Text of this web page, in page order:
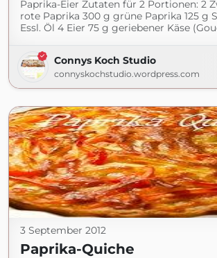
Paprika-Eier Zutaten für 2 Portionen: 2
rote Paprika 300 g grüne Paprika 125 g
Essl. Öl 4 Eier 75 g geriebener Käse
Connys Koch Studio
connyskochstudio.wordpress.com
3 September 2012
Paprika-Quiche